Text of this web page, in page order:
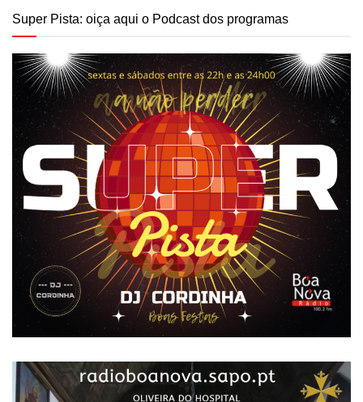
Super Pista: oiça aqui o Podcast dos programas